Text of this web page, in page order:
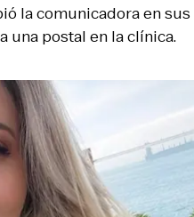
la comunicadora en sus
una postal en la clínica.